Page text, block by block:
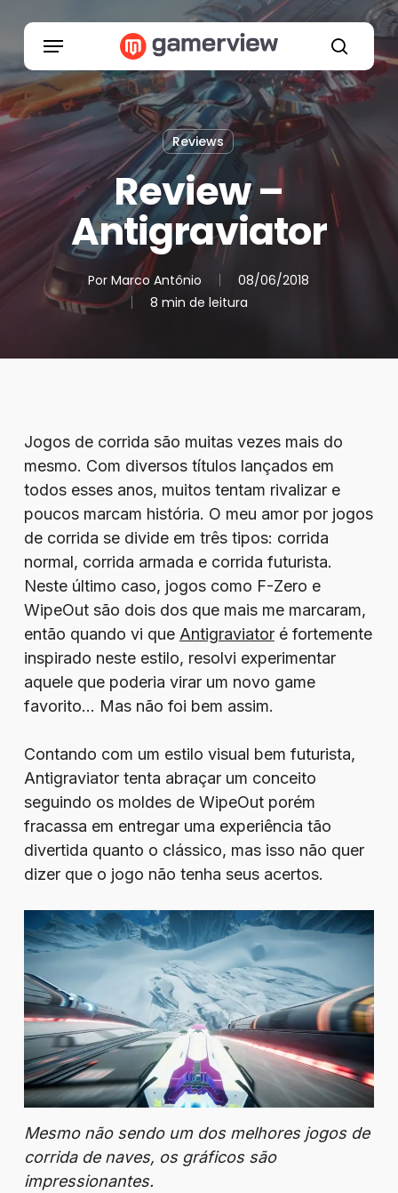
main
content
search
Menu
Reviews
Review –
Antigraviator
Por Marco Antônio
08/06/2018
8 min de leitura
Jogos de corrida são muitas vezes mais do
mesmo. Com diversos títulos lançados em
todos esses anos, muitos tentam rivalizar e
poucos marcam história. O meu amor por jogos
de corrida se divide em três tipos: corrida
normal, corrida armada e corrida futurista.
Neste último caso, jogos como F-Zero e
WipeOut são dois dos que mais me marcaram,
então quando vi que Antigraviatoré fortemente
inspirado neste estilo, resolvi experimentar
aquele que poderia virar um novo game
favorito… Mas não foi bem assim.
Contando com um estilo visual bem futurista,
Antigraviator tenta abraçar um conceito
seguindo os moldes de WipeOut porém
fracassa em entregar uma experiência tão
divertida quanto o clássico, mas isso não quer
dizer que o jogo não tenha seus acertos.
Mesmo não sendo um dos melhores jogos de
corrida de naves, os gráficos são
impressionantes.